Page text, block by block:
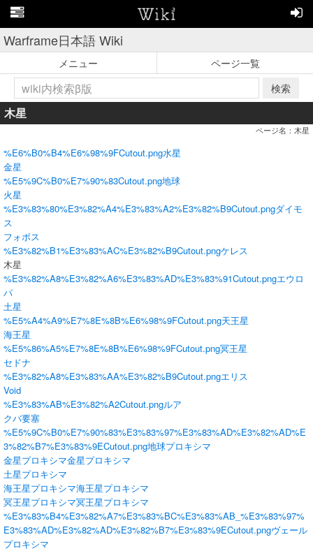
Warframe日本語 Wiki
メニュー
ページ一覧
検索
木星
ページ名：木星
%E6%B0%B4%E6%98%9FCutout.png水星
金星
%E5%9C%B0%E7%90%83Cutout.png地球
火星
%E3%83%80%E3%82%A4%E3%83%A2%E3%82%B9Cutout.pngダイモ
ス
フォボス
%E3%82%B1%E3%83%AC%E3%82%B9Cutout.pngケレス
木星
%E3%82%A8%E3%82%A6%E3%83%AD%E3%83%91Cutout.pngエウロ
パ
土星
%E5%A4%A9%E7%8E%8B%E6%98%9FCutout.png天王星
海王星
%E5%86%A5%E7%8E%8B%E6%98%9FCutout.png冥王星
セドナ
%E3%82%A8%E3%83%AA%E3%82%B9Cutout.pngエリス
Void
%E3%83%AB%E3%82%A2Cutout.pngルア
クバ要塞
%E5%9C%B0%E7%90%83%E3%83%97%E3%83%AD%E3%82%AD%E
3%82%B7%E3%83%9ECutout.png地球プロキシマ
金星プロキシマ金星プロキシマ
土星プロキシマ
海王星プロキシマ海王星プロキシマ
冥王星プロキシマ冥王星プロキシマ
%E3%83%B4%E3%82%A7%E3%83%BC%E3%83%AB_%E3%83%97%
E3%83%AD%E3%82%AD%E3%82%B7%E3%83%9ECutout.pngヴェール
プロキシマ